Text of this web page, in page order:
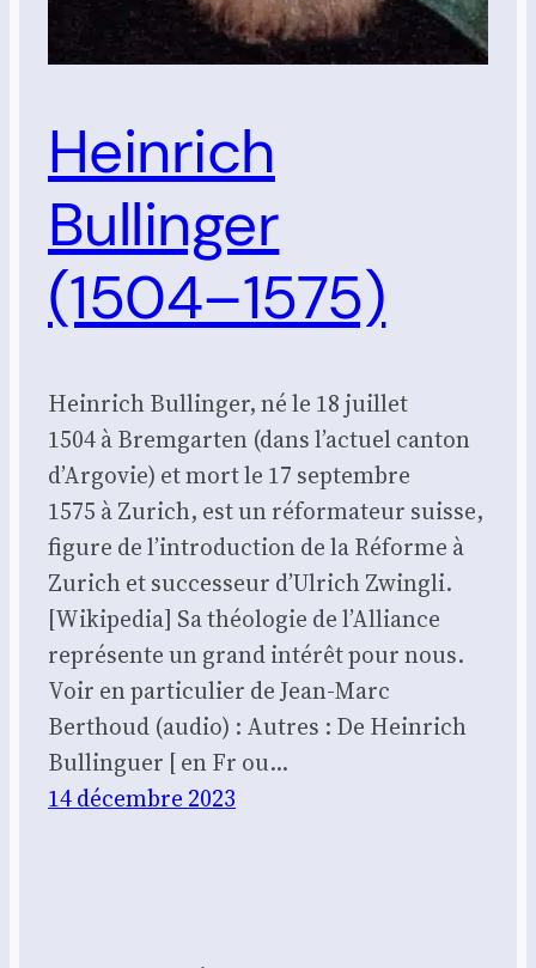
Heinrich
Bullinger
(1504–1575)
Hein­rich Bul­lin­ger, né le 18 juillet
1504 à Brem­gar­ten (dans l’actuel can­ton
d’Ar­go­vie) et mort le 17 sep­tembre
1575 à Zurich, est un réfor­ma­teur suisse,
figure de l’intro­duc­tion de la Réforme à
Zurich et suc­ces­seur d’Ulrich Zwin­gli.
[Wiki­pe­dia] Sa théo­lo­gie de l’Al­liance
repré­sente un grand inté­rêt pour nous.
Voir en particulier de Jean-Marc
Berthoud (audio) : Autres : De Heinrich
Bullinguer [ en Fr ou…
14 décembre 2023